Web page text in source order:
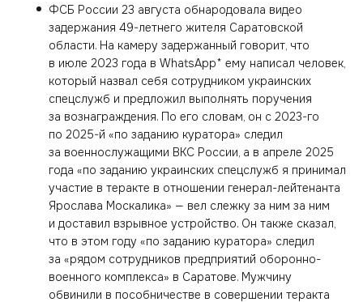
ФСБ России 23 августа обнародовала видео
задержания 49-летнего жителя Саратовской
области. На камеру задержанный говорит, что
в июле 2023 года в WhatsApp* ему написал человек,
который назвал себя сотрудником украинских
спецслужб и предложил выполнять поручения
за вознаграждения. По его словам, он с 2023-го
по 2025-й «по заданию куратора» следил
за военнослужащими ВКС России, а в апреле 2025
года «по заданию украинских спецслужб я принимал
участие в теракте в отношении генерал-лейтенанта
Ярослава Москалика» — вел слежку за ним за ним
и доставил взрывное устройство. Он также сказал,
что в этом году «по заданию куратора» следил
за «рядом сотрудников предприятий оборонно-
военного комплекса» в Саратове. Мужчину
обвинили в пособничестве в совершении теракта